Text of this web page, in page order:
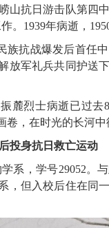
山抗日游击队第四中
。 1939年病逝，
族抗战爆发后首任
放军礼兵共同护送
麓烈士病逝已过去
，在时光的长河中
投身抗日救亡运动
系，学号29052。
但入校后住在同